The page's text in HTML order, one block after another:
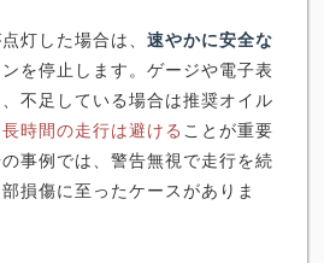
灯した場合は、 速やかに安全な
を停止します。ゲージや電子表
不足している場合は推奨オイル
長時間の走行は避ける ことが重要
事例では、警告無視で走行を続
損傷に至ったケースがありま